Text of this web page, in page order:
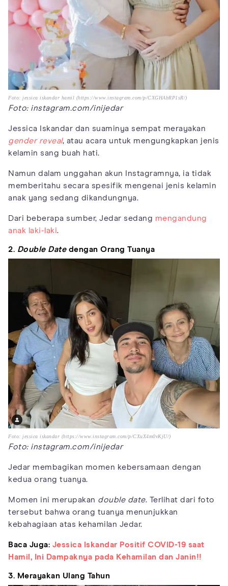
Foto: jessica iskandar hamil (https://www.instagram.com/p/CXGHAbRP1sR/)
Foto: instagram.com/inijedar
Jessica Iskandar dan suaminya sempat merayakan
gender reveal, atau acara untuk mengungkapkan jenis
kelamin sang buah hati.
Namun dalam unggahan akun Instagramnya, ia tidak
memberitahu secara spesifik mengenai jenis kelamin
anak yang sedang dikandungnya.
Dari beberapa sumber, Jedar sedang mengandung
anak laki-laki.
2. Double Datedengan Orang Tuanya
Foto: jessica iskandar (https://www.instagram.com/p/CXuX4m0vKjU/)
Foto: instagram.com/inijedar
Jedar membagikan momen kebersamaan dengan
kedua orang tuanya.
Momen ini merupakan double date. Terlihat dari foto
tersebut bahwa orang tuanya menunjukkan
kebahagiaan atas kehamilan Jedar.
Baca Juga: Jessica Iskandar Positif COVID-19 saat
Hamil, Ini Dampaknya pada Kehamilan dan Janin!!
3. Merayakan Ulang Tahun